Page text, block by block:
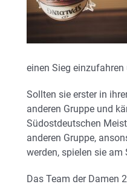
einen Sieg
Sollten sie erster in
anderen Gruppe und
Südostdeutschen
anderen Gruppe,
werden, spielen sie
Das Team der Damen